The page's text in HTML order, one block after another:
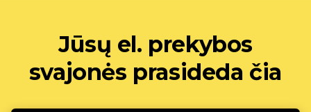
Jūsų el. prekybos
svajonės prasideda čia